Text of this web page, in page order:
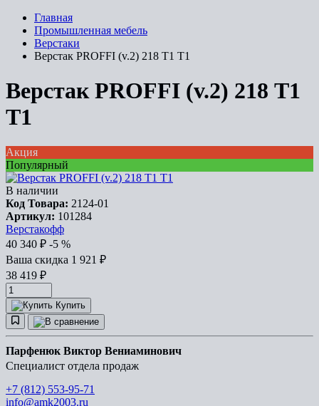
Главная
Промышленная мебель
Верстаки
Верстак PROFFI (v.2) 218 Т1 Т1
Верстак PROFFI (v.2) 218 Т1
Т1
Акция
Популярный
В наличии
Код Товара: 2124-01
Артикул: 101284
Верстакофф
40 340 ₽ -5 %
Ваша cкидка 1 921 ₽
38 419 ₽
Купить
Парфенюк Виктор Вениаминович
Специалист отдела продаж
+7 (812) 553-95-71
info@amk2003.ru